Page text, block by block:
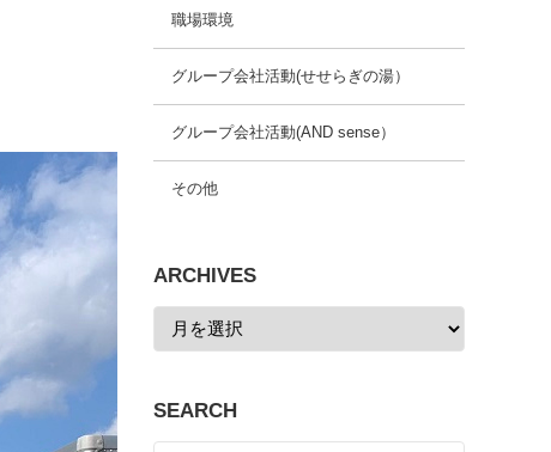
職場環境
グループ会社活動(せせらぎの湯）
グループ会社活動(AND sense）
その他
ARCHIVES
SEARCH